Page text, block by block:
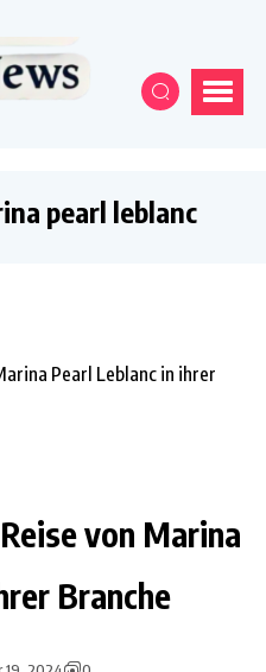
pearl leblanc
von Marina
Branche